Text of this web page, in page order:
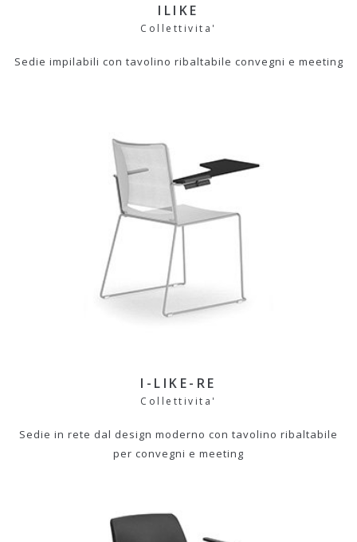
ILIKE
Collettivita'
Sedie impilabili con tavolino ribaltabile convegni e meeting
I-LIKE-RE
Collettivita'
Sedie in rete dal design moderno con tavolino ribaltabile
per convegni e meeting